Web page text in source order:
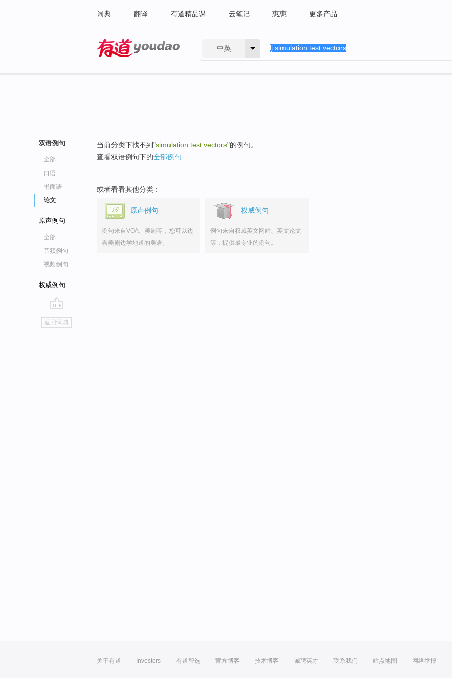
词典 翻译 有道精品课 云笔记 惠惠 更多产品
中英
双语例句
全部
口语
书面语
论文
原声例句
全部
音频例句
视频例句
权威例句
go
top
返回词典
当前分类下找不到"simulation test vectors"的例句。
查看双语例句下的全部例句
或者看看其他分类：
原声例句
例句来自VOA、美剧等，您可以边
看美剧边学地道的美语。
权威例句
例句来自权威英文网站、英文论文
等，提供最专业的例句。
关于有道 Investors 有道智选 官方博客 技术博客 诚聘英才 联系我们 站点地图 网络举报